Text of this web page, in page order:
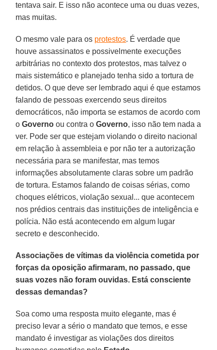
tentava sair. E isso não acontece uma ou duas vezes,
mas muitas.
O mesmo vale para os protestos. É verdade que
houve assassinatos e possivelmente execuções
arbitrárias no contexto dos protestos, mas talvez o
mais sistemático e planejado tenha sido a tortura de
detidos. O que deve ser lembrado aqui é que estamos
falando de pessoas exercendo seus direitos
democráticos, não importa se estamos de acordo com
oGoverno ou contra oGoverno, isso não tem nada a
ver. Pode ser que estejam violando o direito nacional
em relação à assembleia e por não ter a autorização
necessária para se manifestar, mas temos
informações absolutamente claras sobre um padrão
de tortura. Estamos falando de coisas sérias, como
choques elétricos, violação sexual... que acontecem
nos prédios centrais das instituições de inteligência e
polícia. Não está acontecendo em algum lugar
secreto e desconhecido.
Associações de vítimas da violência cometida por
forças da oposição afirmaram, no passado, que
suas vozes não foram ouvidas. Está consciente
dessas demandas?
Soa como uma resposta muito elegante, mas é
preciso levar a sério o mandato que temos, e esse
mandato é investigar as violações dos direitos